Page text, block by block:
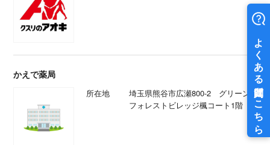
かえで薬局
所在地
埼玉県熊谷市広瀬800-2 グリーン
フォレストビレッジ楓コート1階